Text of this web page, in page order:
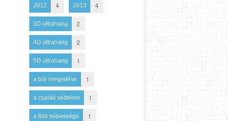
2012 4 2013 4
3D ultrahang 2
4D ultrahang 2
5D ultrahang 1
a bőr öregedése 1
a család védelme 1
a föld népessége 1